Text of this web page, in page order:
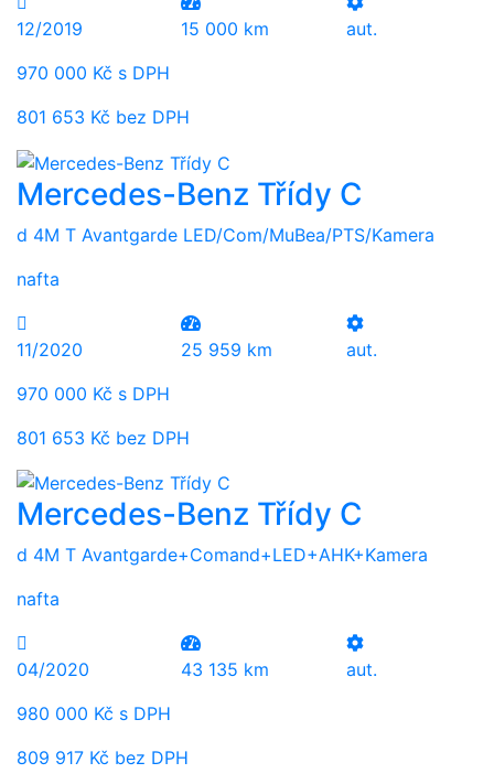
12/2019 15 000 km
aut.
970 000 Kč s DPH
801 653 Kč bez DPH
Mercedes-Benz Třídy C
d 4M T Avantgarde LED/Com/MuBea/PTS/Kamera
nafta
11/2020 25 959 km
aut.
970 000 Kč s DPH
801 653 Kč bez DPH
Mercedes-Benz Třídy C
d 4M T Avantgarde+Comand+LED+AHK+Kamera
nafta
04/2020 43 135 km
aut.
980 000 Kč s DPH
809 917 Kč bez DPH